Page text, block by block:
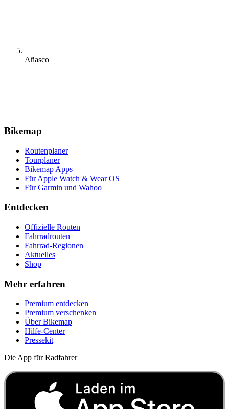
Añasco
Bikemap
Routenplaner
Tourplaner
Bikemap Apps
Für Apple Watch & Wear OS
Für Garmin und Wahoo
Entdecken
Offizielle Routen
Fahrradrouten
Fahrrad-Regionen
Aktuelles
Shop
Mehr erfahren
Premium entdecken
Premium verschenken
Über Bikemap
Hilfe-Center
Pressekit
Die App für Radfahrer